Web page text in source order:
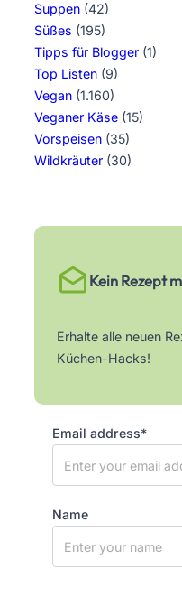
Suppen (42)
Süßes (195)
Tipps für Blogger (1)
Top Listen (9)
Vegan (1.160)
Veganer Käse (15)
Vorspeisen (35)
Wildkräuter (30)
Kein Rezept
Erhalte alle neuen
Küchen-Hacks!
Email address*
Name